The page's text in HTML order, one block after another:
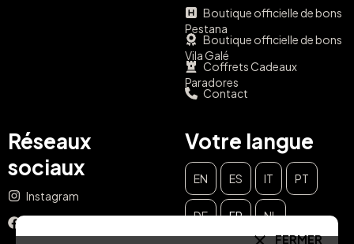
Boutique officielle de bons
Pestana
Boutique officielle de bons
Vila Galé
Coffrets Cadeaux
Paradores
Contact
Réseaux
sociaux
Instagram
Votre langue
EN ES IT PT
DE FR
NL
FERMER